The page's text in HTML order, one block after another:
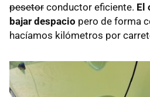
pesetor conductor eficiente. El
bajar despacio pero de forma
hacíamos kilómetros por